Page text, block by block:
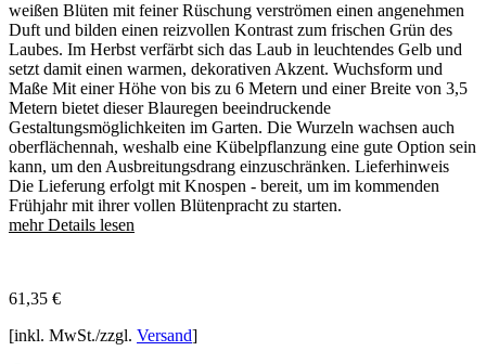
weißen Blüten mit feiner Rüschung verströmen einen angenehmen
Duft und bilden einen reizvollen Kontrast zum frischen Grün des
Laubes. Im Herbst verfärbt sich das Laub in leuchtendes Gelb und
setzt damit einen warmen, dekorativen Akzent. Wuchsform und
Maße Mit einer Höhe von bis zu 6 Metern und einer Breite von 3,5
Metern bietet dieser Blauregen beeindruckende
Gestaltungsmöglichkeiten im Garten. Die Wurzeln wachsen auch
oberflächennah, weshalb eine Kübelpflanzung eine gute Option sein
kann, um den Ausbreitungsdrang einzuschränken. Lieferhinweis
Die Lieferung erfolgt mit Knospen - bereit, um im kommenden
Frühjahr mit ihrer vollen Blütenpracht zu starten.
mehr Details lesen
61,35 €
[inkl. MwSt./zzgl. Versand]